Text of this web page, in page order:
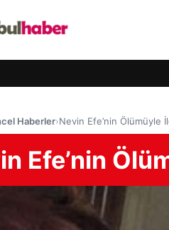
Haberler›Nevin Efe’nin Ölümüyle
Efe’nin